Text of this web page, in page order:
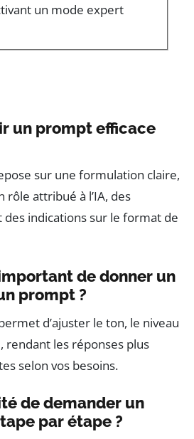
un mode expert
un prompt efficace
sur une formulation claire,
rôle attribué à l’IA, des
indications sur le format de
de donner un
prompt ?
d’ajuster le ton, le niveau
rendant les réponses plus
selon vos besoins.
de demander un
par étape ?